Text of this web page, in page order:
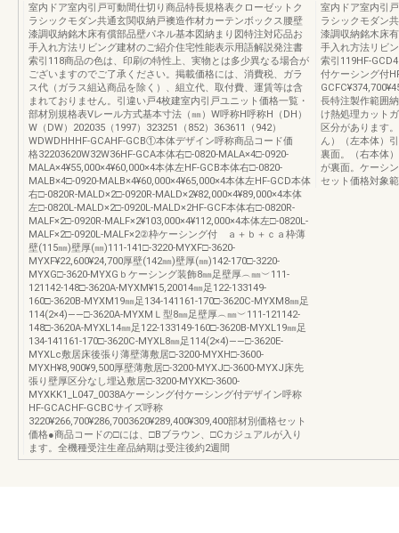
室内ドア室内引戸可動間仕切り商品特長規格表クローゼットク
ラシックモダン共通玄関収納戸襖造作材カーテンボックス腰壁
漆調収納銘木床有償部品壁パネル基本図納まり図特注対応品お
手入れ方法リビング建材のご紹介住宅性能表示用語解説発注書
索引118商品の色は、印刷の特性上、実物とは多少異なる場合が
ございますのでご了承ください。掲載価格には、消費税、ガラ
ス代（ガラス組込商品を除く）、組立代、取付費、運賃等は含
まれておりません。引違い戸4枚建室内引戸ユニット価格一覧・
部材別規格表Vレール方式基本寸法（㎜）W呼称H呼称H（DH）
W（DW）202035（1997）323251（852）363611（942）
WDWDHHHF-GCAHF-GCB①本体デザイン呼称商品コード価
格32203620W32W36HF-GCA本体右□-0820-MALA×4□-0920-
MALA×4¥55,000×4¥60,000×4本体左HF-GCB本体右□-0820-
MALB×4□-0920-MALB×4¥60,000×4¥65,000×4本体左HF-GCD本体
右□-0820R-MALD×2□-0920R-MALD×2¥82,000×4¥89,000×4本体
左□-0820L-MALD×2□-0920L-MALD×2HF-GCF本体右□-0820R-
MALF×2□-0920R-MALF×2¥103,000×4¥112,000×4本体左□-0820L-
MALF×2□-0920L-MALF×2②枠ケーシング付 ａ＋ｂ＋ｃａ枠薄
壁(115㎜)壁厚(㎜)111-141□-3220-MYXF□-3620-
MYXF¥22,600¥24,700厚壁(142㎜)壁厚(㎜)142-170□-3220-
MYXG□-3620-MYXGｂケーシング装飾8㎜足壁厚︵㎜︶111-
121142-148□-3620A-MYXM¥15,20014㎜足122-133149-
160□-3620B-MYXM19㎜足134-141161-170□-3620C-MYXM8㎜足
114(2×4)――□-3620A-MYXMＬ型8㎜足壁厚︵㎜︶111-121142-
148□-3620A-MYXL14㎜足122-133149-160□-3620B-MYXL19㎜足
134-141161-170□-3620C-MYXL8㎜足114(2×4)――□-3620E-
MYXLc敷居床後張り薄壁薄敷居□-3200-MYXH□-3600-
MYXH¥8,900¥9,500厚壁薄敷居□-3200-MYXJ□-3600-MYXJ床先
張り壁厚区分なし埋込敷居□-3200-MYXK□-3600-
MYXKK1_L047_0038Aケーシング付ケーシング付デザイン呼称
HF-GCACHF-GCBCサイズ呼称
3220¥266,700¥286,7003620¥289,400¥309,400部材別価格セット
価格●商品コードの□には、□Bブラウン、□Cカジュアルが入り
ます。全機種受注生産品納期は受注後約2週間
室内ドア室内引
ラシックモダン
漆調収納銘木床
手入れ方法リビ
索引119HF-
付ケーシング付
長特注製作範囲
け熱処理カット
区分があります
ん）（左本体）
裏面。（右本体
が裏面。ケーシ
セット価格対象